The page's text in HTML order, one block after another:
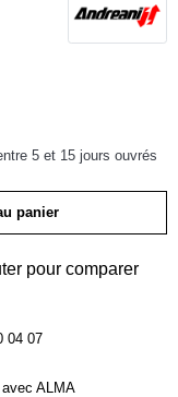
5 et 15 jours ouvrés
panier
pour comparer
04 07
ALMA